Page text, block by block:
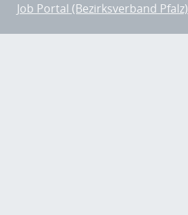
Job Portal (Bezirksverband Pfalz)